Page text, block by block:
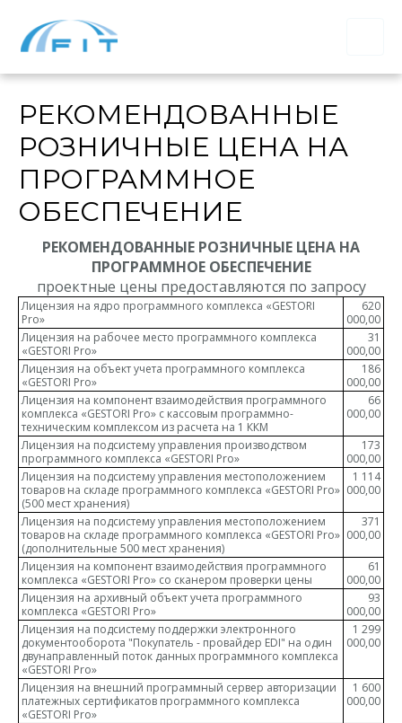
РЕКОМЕНДОВАННЫЕ
РОЗНИЧНЫЕ ЦЕНА НА
ПРОГРАММНОЕ
ОБЕСПЕЧЕНИЕ
РЕКОМЕНДОВАННЫЕ РОЗНИЧНЫЕ ЦЕНА НА
ПРОГРАММНОЕ ОБЕСПЕЧЕНИЕ
проектные цены предоставляются по запросу
Лицензия на ядро программного комплекса «GESTORI
Pro»
620
000,00
Лицензия на рабочее место программного комплекса
«GESTORI Pro»
31
000,00
Лицензия на объект учета программного комплекса
«GESTORI Pro»
186
000,00
Лицензия на компонент взаимодействия программного
комплекса «GESTORI Pro» с кассовым программно-
техническим комплексом из расчета на 1 ККМ
66
000,00
Лицензия на подсистему управления производством
программного комплекса «GESTORI Pro»
173
000,00
Лицензия на подсистему управления местоположением
товаров на складе программного комплекса «GESTORI Pro»
(500 мест хранения)
1 114
000,00
Лицензия на подсистему управления местоположением
товаров на складе программного комплекса «GESTORI Pro»
(дополнительные 500 мест хранения)
371
000,00
Лицензия на компонент взаимодействия программного
комплекса «GESTORI Pro» со сканером проверки цены
61
000,00
Лицензия на архивный объект учета программного
комплекса «GESTORI Pro»
93
000,00
Лицензия на подсистему поддержки электронного
документооборота "Покупатель - провайдер EDI" на один
двунаправленный поток данных программного комплекса
«GESTORI Pro»
1 299
000,00
Лицензия на внешний программный сервер авторизации
платежных сертификатов программного комплекса
«GESTORI Pro»
1 600
000,00